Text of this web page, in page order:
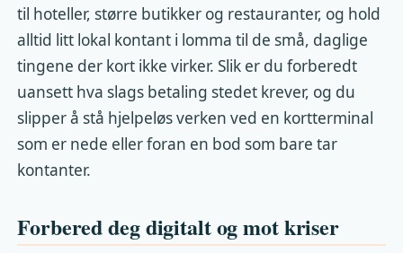
til hoteller, større butikker og restauranter, og hold
alltid litt lokal kontant i lomma til de små, daglige
tingene der kort ikke virker. Slik er du forberedt
uansett hva slags betaling stedet krever, og du
slipper å stå hjelpeløs verken ved en kortterminal
som er nede eller foran en bod som bare tar
kontanter.
Forbered deg digitalt og mot kriser